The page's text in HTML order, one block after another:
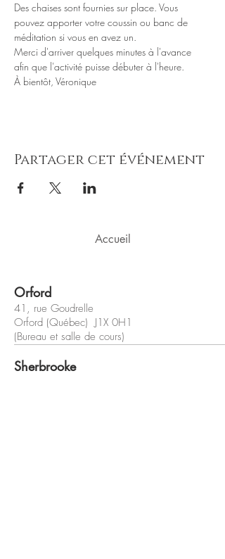
Des chaises sont fournies sur place. Vous
pouvez apporter votre coussin ou banc de
Merci d'arriver quelques minutes à l'avance
À bientôt, Véronique
Partager cet événement
Accueil
Orford
41, rue Goudrelle
Orford (Québec) J1X 0H1
(Bureau et salle de cours)
Sherbrooke